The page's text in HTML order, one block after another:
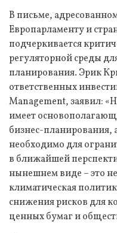
В письме,
Европарламенту и
подчеркивается
регуляторной среды
планирования. Эрик
ответственных
Management, заявил:
имеет
бизнес-планирования,
необходимо для
в ближайшей
нынешнем виде – это
климатическая
снижения рисков для
ценных бумаг и